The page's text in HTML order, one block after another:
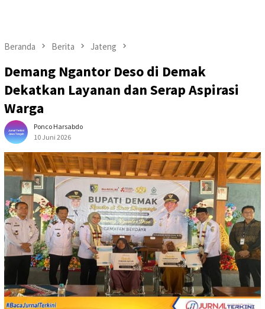
Beranda Berita Jateng
Demang Ngantor Deso di Demak
Dekatkan Layanan dan Serap Aspirasi
Warga
Ponco Harsabdo
10 Juni 2026